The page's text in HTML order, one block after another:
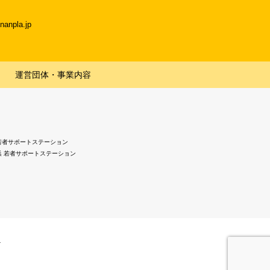
運営団体・事業内容
者サポートステーション
若者サポートステーション